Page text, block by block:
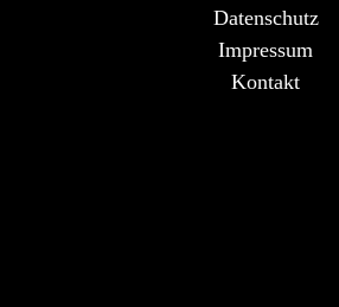
Datenschutz
Impressum
Kontakt